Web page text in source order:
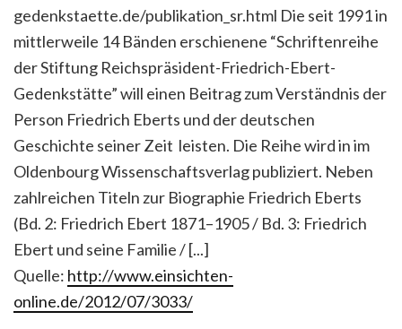
gedenkstaette.de/publikation_sr.html Die seit 1991 in
mittlerweile 14 Bänden erschienene “Schriftenreihe
der Stiftung Reichspräsident-Friedrich-Ebert-
Gedenkstätte” will einen Beitrag zum Verständnis der
Person Friedrich Eberts und der deutschen
Geschichte seiner Zeit leisten. Die Reihe wird in im
Oldenbourg Wissenschaftsverlag publiziert. Neben
zahlreichen Titeln zur Biographie Friedrich Eberts
(Bd. 2: Friedrich Ebert 1871–1905 / Bd. 3: Friedrich
Ebert und seine Familie / [...]
Quelle: http://www.einsichten-
online.de/2012/07/3033/